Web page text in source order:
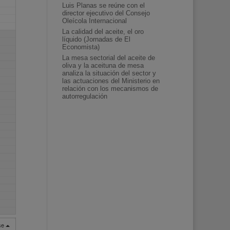
Luis Planas se reúne con el
director ejecutivo del Consejo
Oleícola Internacional
La calidad del aceite, el oro
líquido (Jornadas de El
Economista)
La mesa sectorial del aceite de
oliva y la aceituna de mesa
analiza la situación del sector y
las actuaciones del Ministerio en
relación con los mecanismos de
autorregulación